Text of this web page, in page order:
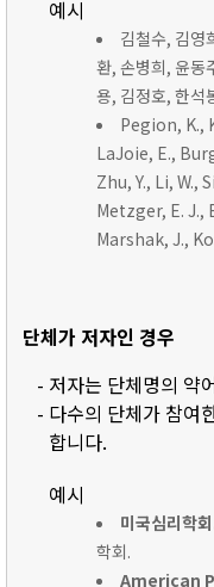
예시
김철수, 김영
환, 손병희, 윤동
용, 김정호, 한석
Pegion, K.,
LaJoie, E.,
Zhu, Y., Li, W.,
Metzger, E. J.,
Marshak, J.,
단체가 저자인 경우
- 저자는 단체명의 약
- 다수의 단체가 참여
합니다.
예시
미국심리학
학회.
American